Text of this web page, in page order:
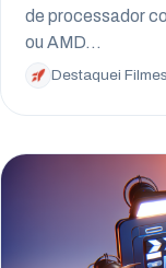
de processador
ou AMD…
Destaquei Filmes